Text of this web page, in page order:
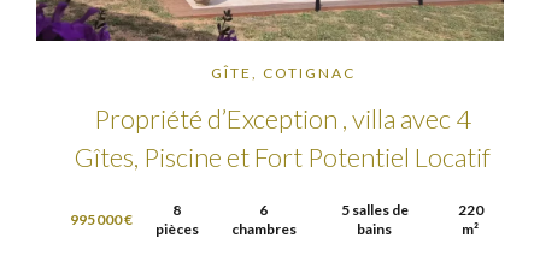
GÎTE, COTIGNAC
Propriété d’Exception , villa avec 4
Gîtes, Piscine et Fort Potentiel Locatif
995 000 €
8
pièces
6
chambres
5 salles de
bains
220
m²